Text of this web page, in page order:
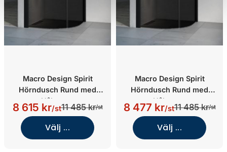
Macro Design Spirit
Hörndusch Rund med
Hålgrepp
(700x900/Tonat/Svart)
8 615 kr/st11 485 kr/st
Välj ...
Macro Design Spirit
Hörndusch Rund med
Hålgrepp
(900x900/Tonat/Svart)
8 477 kr/st11 485 kr/st
Välj ...